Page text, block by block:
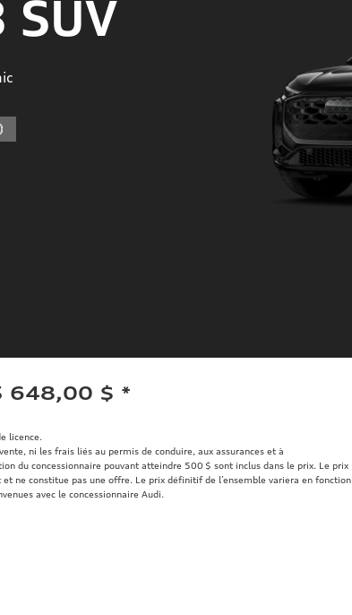
SUV
648,00 $ *
licence.
ni les frais liés au permis de conduire, aux assurances et à
du concessionnaire pouvant atteindre 500 $ sont inclus dans le prix. Le prix
ne constitue pas une offre. Le prix définitif de l’ensemble variera en fonction
avec le concessionnaire Audi.